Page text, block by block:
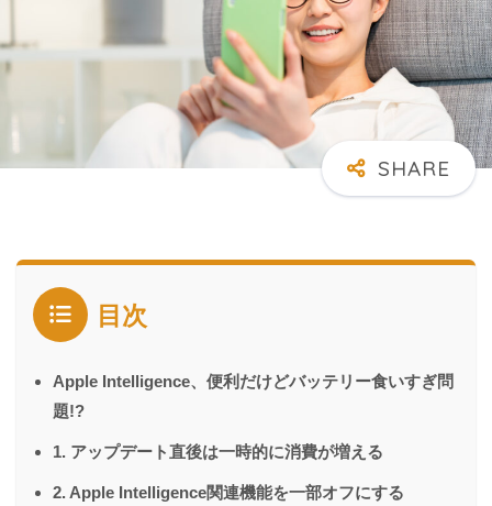
目次
Apple Intelligence、便利だけどバッテリー食いすぎ問
題!?
1. アップデート直後は一時的に消費が増える
2. Apple Intelligence関連機能を一部オフにする